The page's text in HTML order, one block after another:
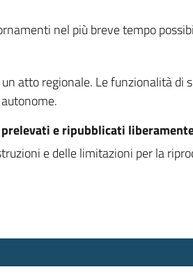
nel più breve tempo
atto regionale. Le funzionalità di
e ripubblicati
e delle limitazioni per la